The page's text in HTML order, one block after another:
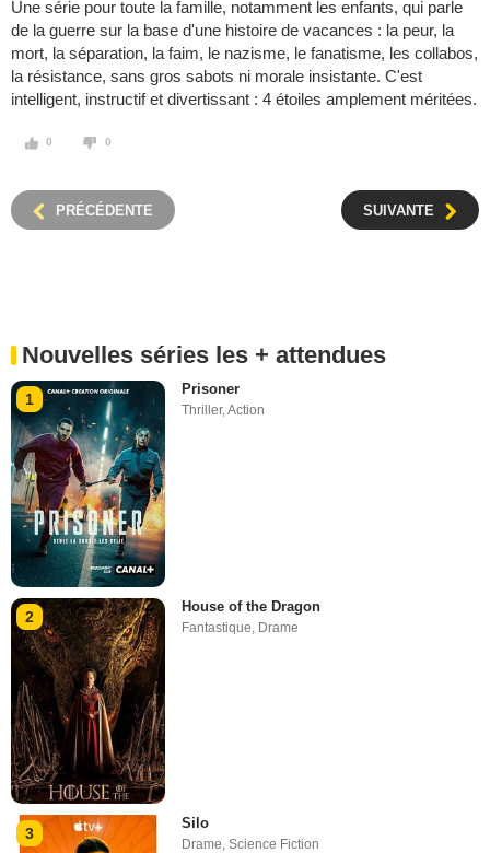
Une série pour toute la famille, notamment les enfants, qui parle
de la guerre sur la base d'une histoire de vacances : la peur, la
mort, la séparation, la faim, le nazisme, le fanatisme, les collabos,
la résistance, sans gros sabots ni morale insistante. C'est
intelligent, instructif et divertissant : 4 étoiles amplement méritées.
0 0
PRÉCÉDENTE SUIVANTE
Nouvelles séries les + attendues
1
Prisoner
Thriller,Action
2
House of the Dragon
Fantastique Drame
3
Silo
Drame,Science Fiction